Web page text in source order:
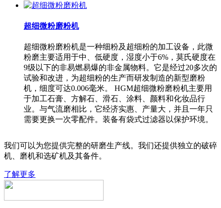
超细微粉磨粉机
超细微粉磨粉机是一种细粉及超细粉的加工设备，此微
粉磨主要适用于中、低硬度，湿度小于6%，莫氏硬度在
9级以下的非易燃易爆的非金属物料。它是经过20多次的
试验和改进，为超细粉的生产而研发制造的新型磨粉
机，细度可达0.006毫米。 HGM超细微粉磨粉机主要用
于加工石膏、方解石、滑石、涂料、颜料和化妆品行
业。与气流磨相比，它经济实惠、产量大，并且一年只
需要更换一次零配件。装备有袋式过滤器以保护环境。
我们可以为您提供完整的研磨生产线。我们还提供独立的破碎
机、磨机和选矿机及其备件。
了解更多